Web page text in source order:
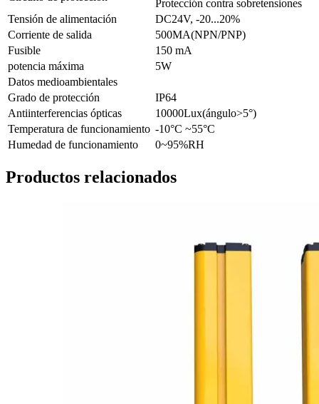
Protección contra sobretensiones
Tensión de alimentación
DC24V, -20...20%
Corriente de salida
500MA(NPN/PNP)
Fusible
150 mA
potencia máxima
5W
Datos medioambientales
Grado de protección
IP64
Antiinterferencias ópticas
10000Lux(ángulo>5°)
Temperatura de funcionamiento -10°C ~55°C
Humedad de funcionamiento
0~95%RH
Productos relacionados